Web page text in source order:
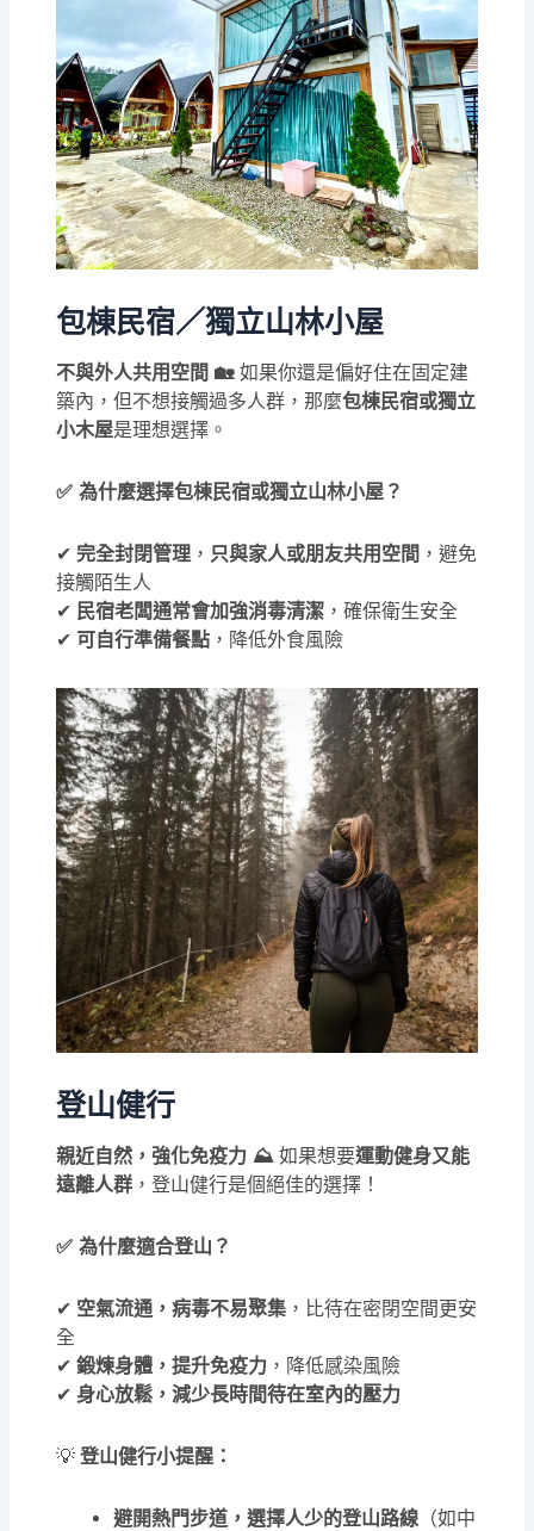
包棟民宿／獨立山林小屋
不與外人共用空間 🏡如果你還是偏好住在固定建
築內，但不想接觸過多人群，那麼包棟民宿或獨立
小木屋是理想選擇。
✅ 為什麼選擇包棟民宿或獨立山林小屋？
✔ 完全封閉管理 ， 只與家人或朋友共用空間 ，避免
接觸陌生人
✔ 民宿老闆通常會加強消毒清潔 ，確保衛生安全
✔ 可自行準備餐點 ，降低外食風險
登山健行
親近自然，強化免疫力 ⛰️如果想要運動健身又能
遠離人群 ，登山健行是個絕佳的選擇！
✅ 為什麼適合登山？
✔ 空氣流通，病毒不易聚集 ，比待在密閉空間更安
全
✔鍛煉身體，提升免疫力 ，降低感染風險
✔ 身心放鬆，減少長時間待在室內的壓力
💡登山健行小提醒：
避開熱門步道，選擇人少的登山路線 （如中